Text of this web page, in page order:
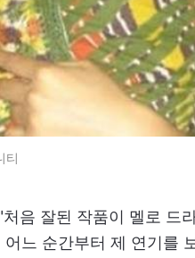
티
음 잘된 작품이 멜로 드
어느 순간부터 제 연기를